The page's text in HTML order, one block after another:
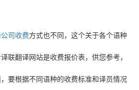
司收费方式也不同，这个关于各个语种
联翻译网站是收费报价表，供您参考，
要根据不同语种的收费标准和译员情况